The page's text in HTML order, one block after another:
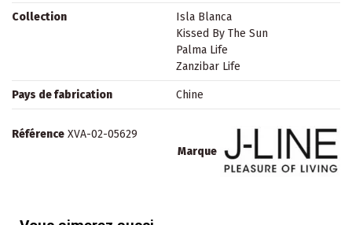
Collection
Isla Blanca
Kissed By The Sun
Palma Life
Zanzibar Life
Pays de fabrication Chine
Marque
Référence XVA-02-05629